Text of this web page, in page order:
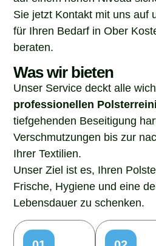
Sie jetzt Kontakt mit uns auf
für Ihren Bedarf in Ober
beraten.
Was wir bieten
Unser Service deckt alle
professionellen
tiefgehenden Beseitigung
Verschmutzungen bis zur
Ihrer Textilien.
Unser Ziel ist es, Ihren
Frische, Hygiene und eine
Lebensdauer zu schenken.
01
02